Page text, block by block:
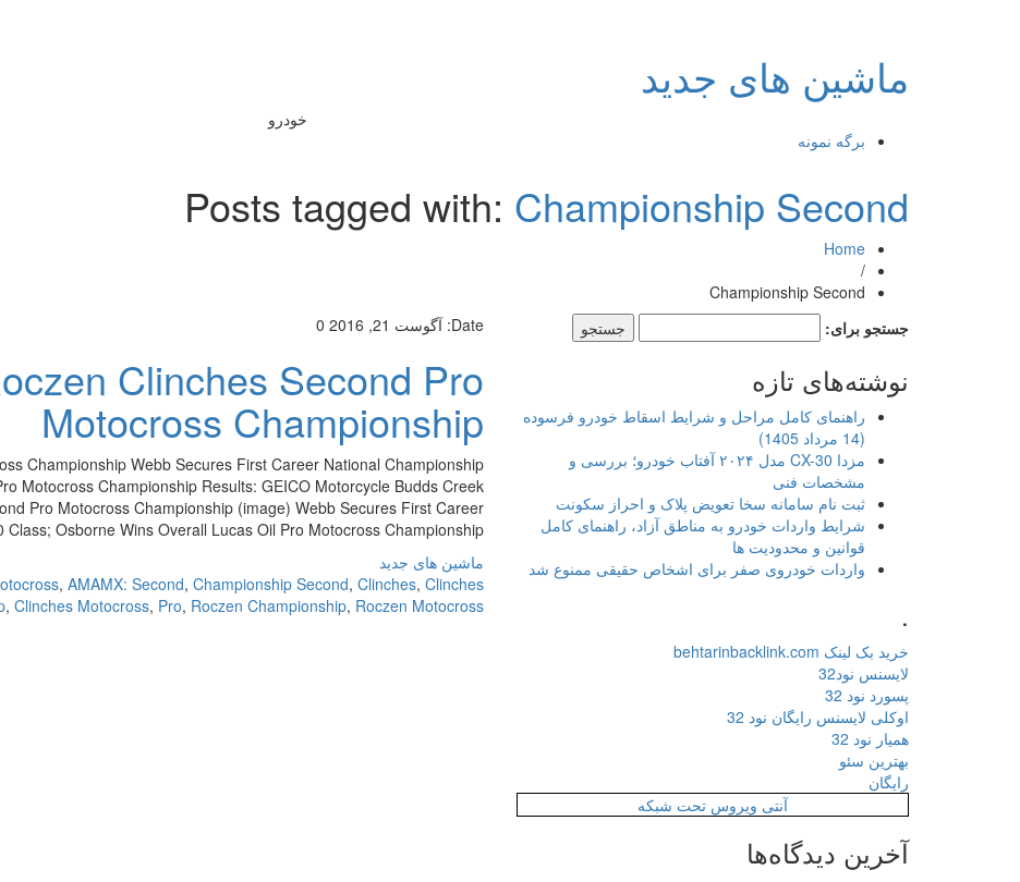
ماشین های جدید
خودرو
برگه نمونه
Posts tagged with: Championship Second
Home
/
Championship Second
Date: آگوست 21, 2016 0
Clinches Second Pro
Motocross Championship
Championship Webb Secures First Career National Championship
Motocross Championship Results: GEICO Motorcycle Budds Creek
Pro Motocross Championship (image) Webb Secures First Career
Osborne Wins Overall Lucas Oil Pro Motocross Championship […]
ماشین های جدید
, AMAMX: Second, Championship Second, Clinches, Clinches
, Clinches Motocross, Pro, Roczen Championship, Roczen Motocross
جستجو برای:
نوشته‌های تازه
راهنمای کامل مراحل و شرایط اسقاط خودرو فرسوده
(14 مرداد 1405)
مزدا CX-30 مدل ۲۰۲۴ آفتاب خودرو؛ بررسی و
مشخصات فنی
ثبت نام سامانه سخا تعویض پلاک و احراز سکونت
شرایط واردات خودرو به مناطق آزاد، راهنمای کامل
قوانین و محدودیت ها
واردات خودروی صفر برای اشخاص حقیقی ممنوع شد
.
خرید بک لینک behtarinbacklink.com
لایسنس نود32
پسورد نود 32
اوکلی لایسنس رایگان نود 32
همیار نود 32
بهترین سئو
رایگان
آنتی ویروس تحت شبکه
آخرین دیدگاه‌ها